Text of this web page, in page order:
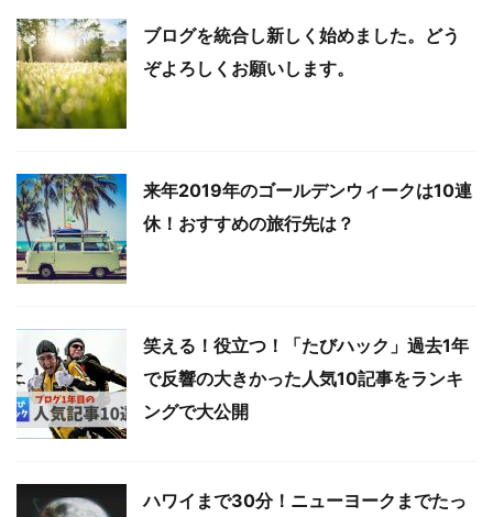
ブログを統合し新しく始めました。どう
ぞよろしくお願いします。
来年2019年のゴールデンウィークは10連
休！おすすめの旅行先は？
笑える！役立つ！「たびハック」過去1年
で反響の大きかった人気10記事をランキ
ングで大公開
ハワイまで30分！ニューヨークまでたっ